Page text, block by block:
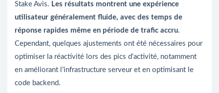
Stake Avis. Les résultats montrent une expérience
utilisateur généralement fluide, avec des temps de
réponse rapides même en période de trafic accru.
Cependant, quelques ajustements ont été nécessaires pour
optimiser la réactivité lors des pics d’activité, notamment
en améliorant l’infrastructure serveur et en optimisant le
code backend.